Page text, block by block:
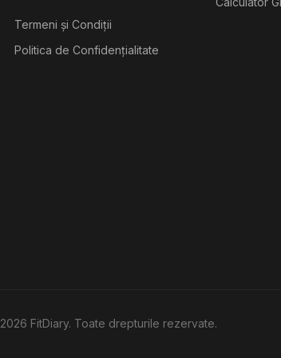
Termeni și Condiții
Politica de Confidențialitate
2026 FitDiary. Toate drepturile rezervate.